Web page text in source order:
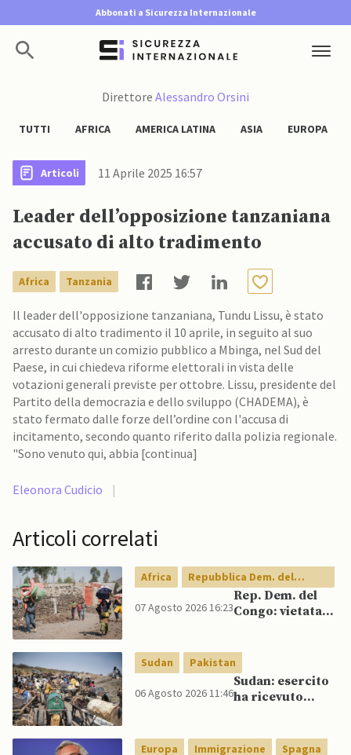
Abbonati a Sicurezza Internazionale
Direttore Alessandro Orsini
TUTTI AFRICA AMERICA LATINA ASIA EUROPA
Articoli 11 Aprile 2025 16:57
Leader dell’opposizione tanzaniana
accusato di alto tradimento
Africa Tanzania
Il leader dell'opposizione tanzaniana, Tundu Lissu, è stato
accusato di alto tradimento il 10 aprile, in seguito al suo
arresto durante un comizio pubblico a Mbinga, nel Sud del
Paese, in cui chiedeva riforme elettorali in vista delle
votazioni generali previste per ottobre. Lissu, presidente del
Partito della democrazia e dello sviluppo (CHADEMA), è
stato fermato dalle forze dell’ordine con l'accusa di
incitamento, secondo quanto riferito dalla polizia regionale.
"Sono venuto qui, abbia [continua]
Eleonora Cudicio |
Articoli correlati
Africa
Repubblica Dem. del
Congo
07 Agosto 2026 16:23
Rep. Dem. del
Congo: vietata
rame e cobalto
Sudan Pakistan
06 Agosto 2026 11:46
Sudan: esercito
ha ricevuto
Pakistan
Europa Immigrazione Spagna